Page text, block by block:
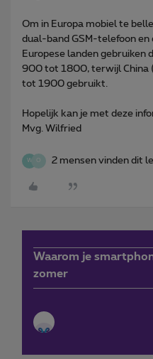
Om in Europa mobiel te
dual-band GSM-telefoon en
Europese landen gebruiken
900 tot 1800, terwijl China
tot 1900 gebruikt.
Hopelijk kan je met deze
Mvg. Wilfried
W O 2 mensen vinden dit
Waarom je
zomer